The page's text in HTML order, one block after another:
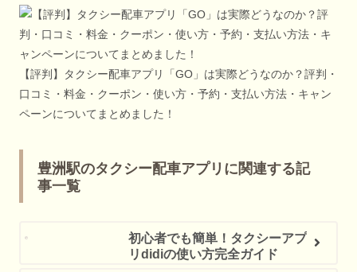
【評判】タクシー配車アプリ「GO」は実際どうなのか？評判・
口コミ・料金・クーポン・使い方・予約・支払い方法・キャン
ペーンについてまとめました！
豊洲駅のタクシー配車アプリに関連する記
事一覧
初心者でも簡単！タクシーアプ
リdidiの使い方完全ガイド